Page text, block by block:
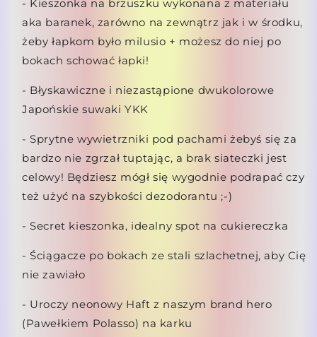
- Kieszonka na brzuszku wykonana z materiału
aka baranek, zarówno na zewnątrz jak i w środku,
żeby łapkom było milusio + możesz do niej po
bokach schować łapki!
- Błyskawiczne i niezastąpione dwukolorowe
Japońskie suwaki YKK
- Sprytne wywietrzniki pod pachami żebyś się za
bardzo nie zgrzał tuptając, a brak siateczki jest
celowy! Będziesz mógł się wygodnie podrapać czy
też użyć na szybkości dezodorantu ;-)
- Secret kieszonka, idealny spot na cukiereczka
- Ściągacze po bokach ze stali szlachetnej, aby Cię
nie zawiało
- Uroczy neonowy Haft z naszym brand hero
(Pawełkiem Polasso) na karku